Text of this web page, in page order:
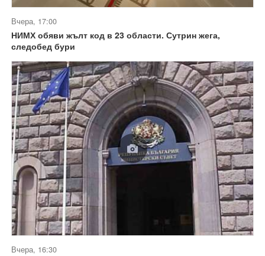
Вчера, 17:00
НИМХ обяви жълт код в 23 области. Сутрин жега,
следобед бури
Вчера, 16:30